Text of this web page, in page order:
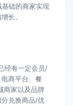
础的商家实现
长。
经有一定会员/
商平台、餐
商家以及品牌
兑换商品/优